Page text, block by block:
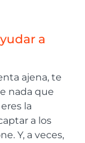
a
ajena, te
nada que
la
a los
Y, a veces,